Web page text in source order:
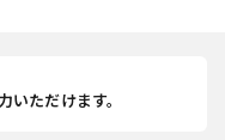
ただけます。